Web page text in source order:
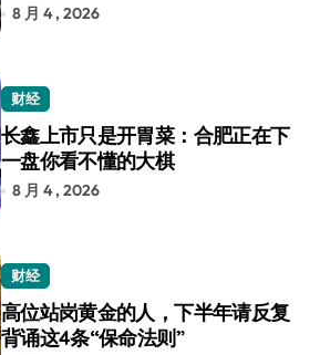
8 月 4 , 2026
财经
长鑫上市只是开胃菜：合肥正在下
一盘你看不懂的大棋
8 月 4 , 2026
财经
高位站岗黄金的人，下半年请反复
背诵这4条“保命法则”